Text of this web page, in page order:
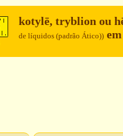
kotylē, tryblion ou
de líquidos (padrão Ático))